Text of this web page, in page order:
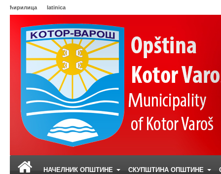
ћирилица latinica
НАЧЕЛНИК ОПШТИНЕ СКУПШТИНА ОПШТИНЕ